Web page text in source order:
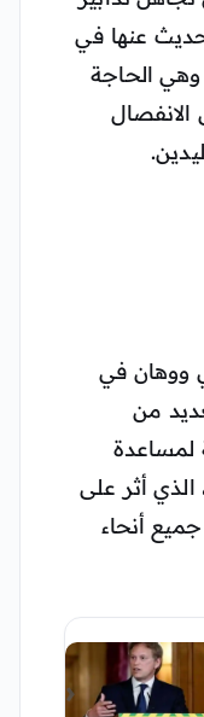
عنها في
وهي الحاجة
الانفصال
ووهان في
من
لمساعدة
الذي أثر على
جميع أنحاء